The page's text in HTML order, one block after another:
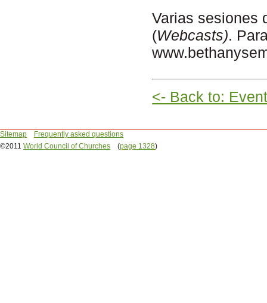
Varias sesiones
(Webcasts).
<- Back to:
Sitemap
Frequently asked questions
©2011 World Council of Churches (page 1328)